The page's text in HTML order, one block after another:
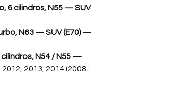
6 cilindros, N55 — SUV
N63 — SUV (E70) —
N54 / N55 —
2013, 2014 (2008-